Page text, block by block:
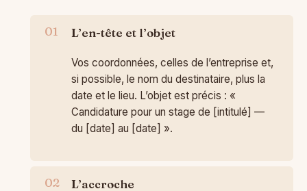
L’en-tête et l’objet
Vos coordonnées, celles de l’entreprise et,
si possible, le nom du destinataire, plus la
date et le lieu. L’objet est précis : «
Candidature pour un stage de [intitulé] —
du [date] au [date] ».
L’accroche